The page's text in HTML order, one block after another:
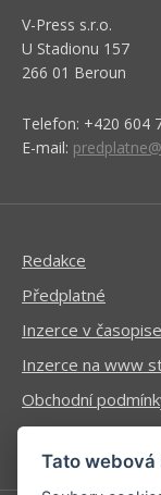
V-Press s.r.o.
U Stadionu 157
266 01 Beroun
Telefon: +420 604
E-mail:
Redakce
Předplatné
Inzerce v časopise
Inzerce na www
Obchodní
Ochrana osobních
Tato